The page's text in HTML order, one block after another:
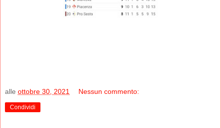
alle ottobre 30, 2021 Nessun commento:
Condividi